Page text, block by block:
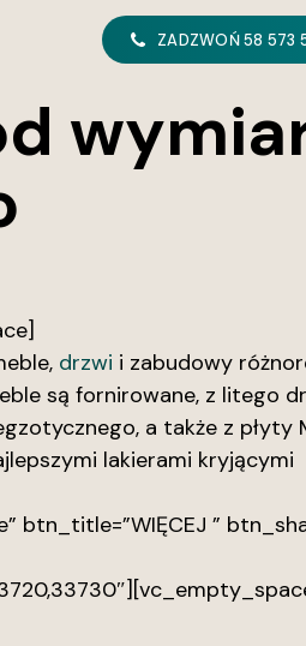
ZADZWOŃ 58 573
drzwi i zabudowy
są fornirowane, z litego
a także z płyty
lakierami kryjącymi
”